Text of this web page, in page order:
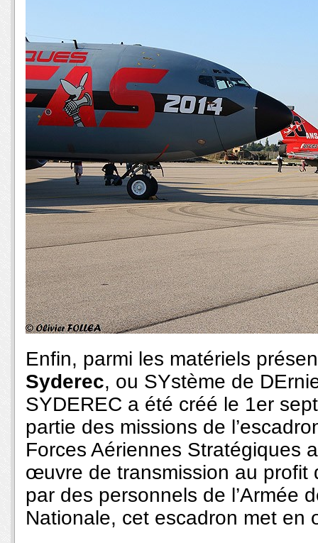
Enfin, parmi les matériels
Syderec, ou SYstème de
SYDEREC a été créé le 1er
partie des missions de
Forces Aériennes Stratégiques
œuvre de transmission au profit
par des personnels de l’Armée
Nationale, cet escadron met